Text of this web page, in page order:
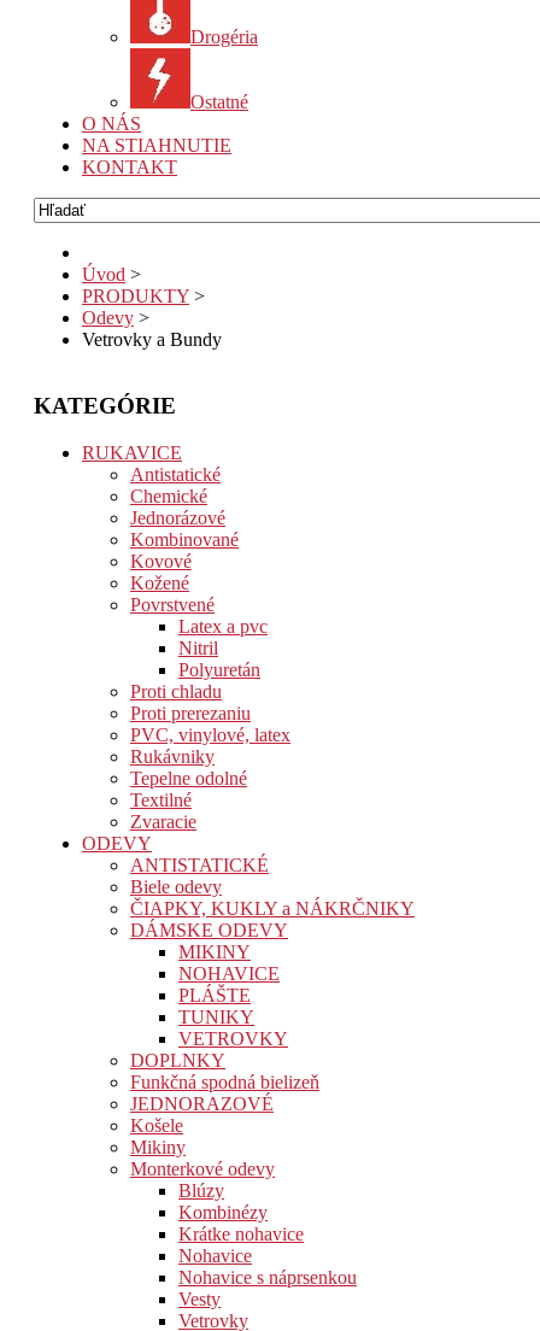
Drogéria
Ostatné
O NÁS
NA STIAHNUTIE
KONTAKT
Úvod >
PRODUKTY >
Odevy >
Vetrovky a Bundy
KATEGÓRIE
RUKAVICE
Antistatické
Chemické
Jednorázové
Kombinované
Kovové
Kožené
Povrstvené
Latex a pvc
Nitril
Polyuretán
Proti chladu
Proti prerezaniu
PVC, vinylové, latex
Rukávniky
Tepelne odolné
Textilné
Zvaracie
ODEVY
ANTISTATICKÉ
Biele odevy
ČIAPKY, KUKLY a NÁKRČNIKY
DÁMSKE ODEVY
MIKINY
NOHAVICE
PLÁŠTE
TUNIKY
VETROVKY
DOPLNKY
Funkčná spodná bielizeň
JEDNORAZOVÉ
Košele
Mikiny
Monterkové odevy
Blúzy
Kombinézy
Krátke nohavice
Nohavice
Nohavice s náprsenkou
Vesty
Vetrovky